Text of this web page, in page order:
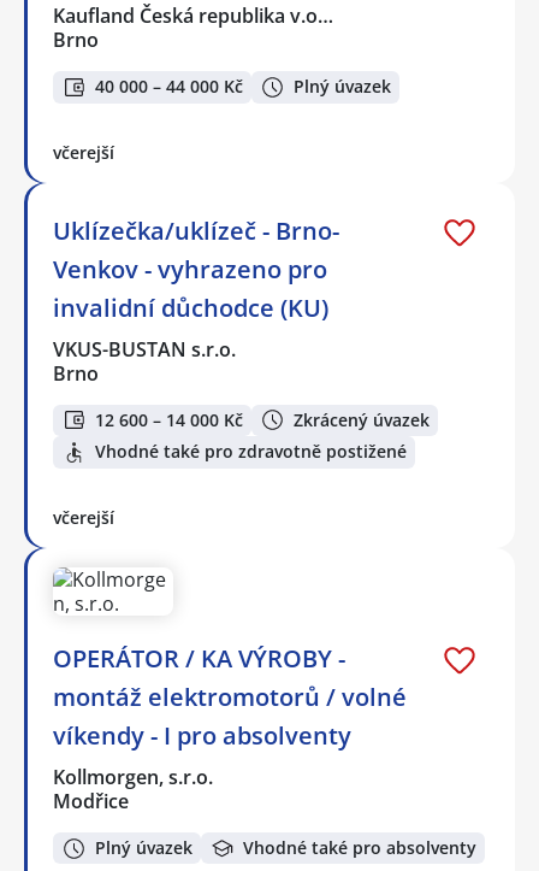
Kaufland Česká republika v.o…
Brno
40 000 – 44 000 Kč Plný úvazek
včerejší
Uklízečka/uklízeč - Brno-
Venkov - vyhrazeno pro
invalidní důchodce (KU)
VKUS-BUSTAN s.r.o.
Brno
12 600 – 14 000 Kč
Zkrácený úvazek
Vhodné také pro zdravotně postižené
včerejší
OPERÁTOR / KA VÝROBY -
montáž elektromotorů / volné
víkendy - I pro absolventy
Kollmorgen, s.r.o.
Modřice
Plný úvazek Vhodné také pro absolventy